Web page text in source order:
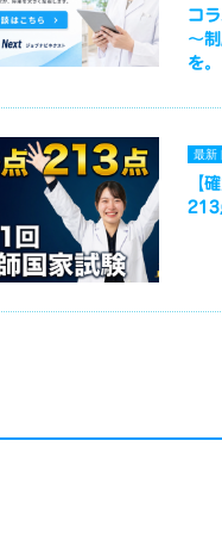
コ
～
を。
最新
【
213